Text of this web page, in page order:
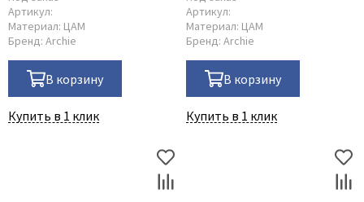
Артикул:
Материал: ЦАМ
Бренд: Archie
В корзину
Купить в 1 клик
Артикул:
Материал: ЦАМ
Бренд: Archie
В корзину
Купить в 1 клик